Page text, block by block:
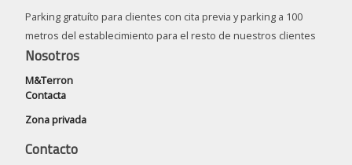
Parking gratuíto para clientes con cita previa y parking a 100
metros del establecimiento para el resto de nuestros clientes
Nosotros
M&Terron
Contacta
Zona privada
Contacto